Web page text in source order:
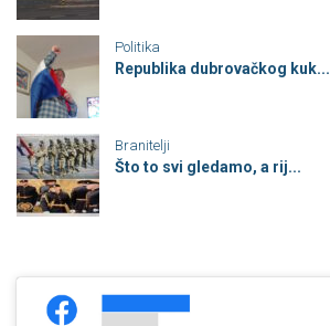
Politika
Republika dubrovačkog kuk...
Branitelji
Što to svi gledamo, a rij...